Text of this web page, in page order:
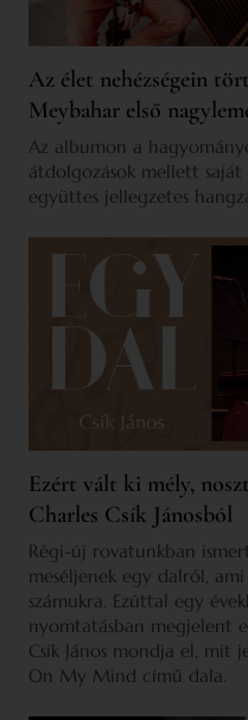
Az élet nehézségein
Meybahar első
Az albumon a
átdolgozások mellett saját
együttes jellegzetes
Ezért vált ki mély,
Charles Csík Jánosból
Régi-új rovatunkban
meséljenek egy dalról,
számukra. Ezúttal egy
nyomtatásban megjelent
Csík János mondja el, mit
On My Mind című dala.